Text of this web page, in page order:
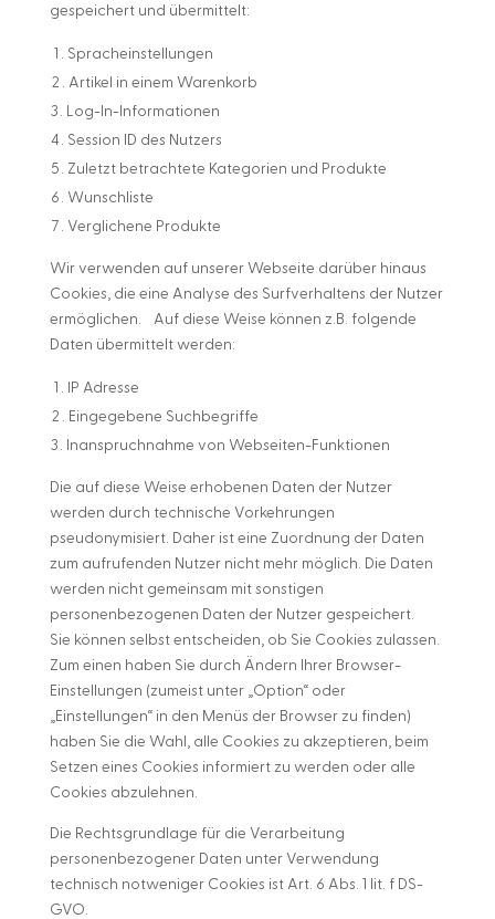
gespeichert und übermittelt:
Spracheinstellungen
Artikel in einem Warenkorb
Log-In-Informationen
Session ID des Nutzers
Zuletzt betrachtete Kategorien und Produkte
Wunschliste
Verglichene Produkte
Wir verwenden auf unserer Webseite darüber hinaus
Cookies, die eine Analyse des Surfverhaltens der Nutzer
ermöglichen. Auf diese Weise können z.B. folgende
Daten übermittelt werden:
IP Adresse
Eingegebene Suchbegriffe
Inanspruchnahme von Webseiten-Funktionen
Die auf diese Weise erhobenen Daten der Nutzer
werden durch technische Vorkehrungen
pseudonymisiert. Daher ist eine Zuordnung der Daten
zum aufrufenden Nutzer nicht mehr möglich. Die Daten
werden nicht gemeinsam mit sonstigen
personenbezogenen Daten der Nutzer gespeichert.
Sie können selbst entscheiden, ob Sie Cookies zulassen.
Zum einen haben Sie durch Ändern Ihrer Browser-
Einstellungen (zumeist unter „Option“ oder
„Einstellungen“ in den Menüs der Browser zu finden)
haben Sie die Wahl, alle Cookies zu akzeptieren, beim
Setzen eines Cookies informiert zu werden oder alle
Cookies abzulehnen.
Die Rechtsgrundlage für die Verarbeitung
personenbezogener Daten unter Verwendung
technisch notweniger Cookies ist Art. 6 Abs. 1 lit. f DS-
GVO.